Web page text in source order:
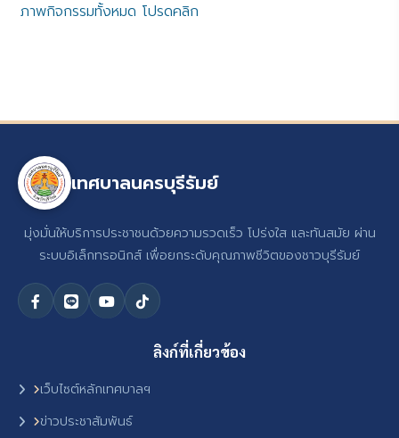
ภาพกิจกรรมทั้งหมด โปรดคลิก
เทศบาลนครบุรีรัมย์
มุ่งมั่นให้บริการประชาชนด้วยความรวดเร็ว โปร่งใส และทันสมัย ผ่าน
ระบบอิเล็กทรอนิกส์ เพื่อยกระดับคุณภาพชีวิตของชาวบุรีรัมย์
ลิงก์ที่เกี่ยวข้อง
เว็บไซต์หลักเทศบาลฯ
ข่าวประชาสัมพันธ์